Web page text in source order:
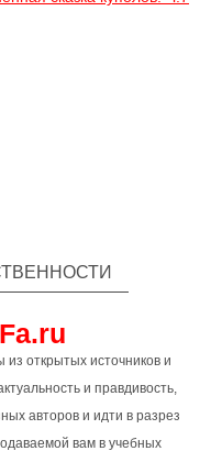
открытых источников и
и правдивость,
авторов и идти в разрез
вам в учебных